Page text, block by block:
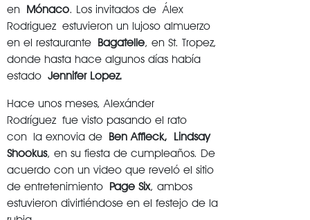
en Mónaco. Los invitados de Álex
Rodriguez estuvieron un lujoso almuerzo
en el restaurante Bagatelle, en St. Tropez,
donde hasta hace algunos días había
estado Jennifer Lopez.
Hace unos meses, Alexánder
Rodríguez fue visto pasando el rato
con la exnovia de Ben Affleck, Lindsay
Shookus, en su fiesta de cumpleaños. De
acuerdo con un video que reveló el sitio
de entretenimiento Page Six, ambos
estuvieron divirtiéndose en el festejo de la